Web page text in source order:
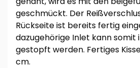
geschmückt. Der
Rückseite ist bereits fertig
dazugehörige Inlet kann somit
gestopft werden. Fertiges
cm.